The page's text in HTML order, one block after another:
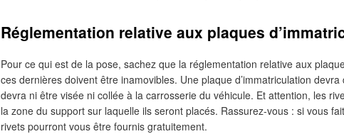
Réglementation relative aux plaques
Pour ce qui est de la pose, sachez que la réglementation relative aux
ces dernières doivent être inamovibles. Une plaque d’immatriculation
devra ni être visée ni collée à la carrosserie du véhicule. Et attention, les
la zone du support sur laquelle ils seront placés. Rassurez-vous : si vous
rivets pourront vous être fournis gratuitement.